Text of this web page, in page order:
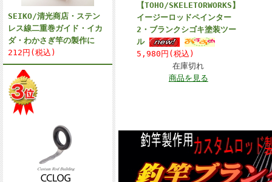
SEIKO/清光商店・ステン
レス線二重巻ガイド・イカ
ダ・わかさぎ竿の製作に
212円(税込)
【TOHO/SKELETORWORKS】
イージーロッドペインター
2・ブランクシゴキ塗装ツー
ル
5,980円(税込)
在庫切れ
商品を見る